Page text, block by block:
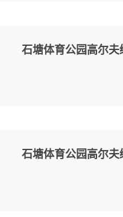
石塘体育公园高尔
石塘体育公园高尔